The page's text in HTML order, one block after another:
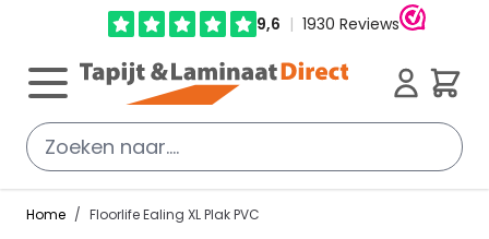
Ga direct door naar de inhoud
Cart
Home / Floorlife Ealing XL Plak PVC